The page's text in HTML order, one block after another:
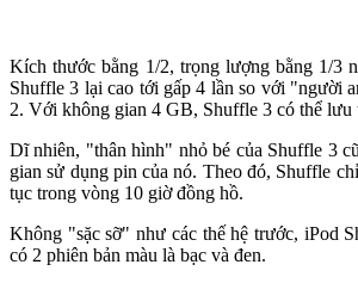
Kích thước bằng 1/2, trọng lượng bằng 1/3
Shuffle 3 lại cao tới gấp 4 lần so với "người
2. Với không gian 4 GB, Shuffle 3 có thể lưu
Dĩ nhiên, "thân hình" nhỏ bé của Shuffle 3
gian sử dụng pin của nó. Theo đó, Shuffle
tục trong vòng 10 giờ đồng hồ.
Không "sặc sỡ" như các thế hệ trước, iPod
có 2 phiên bản màu là bạc và đen.